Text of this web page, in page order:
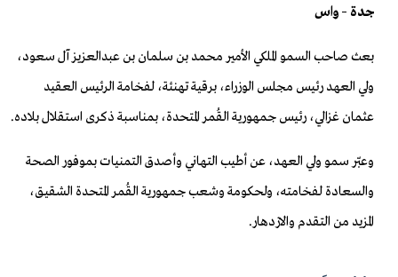
جدة – واس
بعث صاحب السمو الملكي الأمير محمد بن سلمان بن عبدالعزيز آل سعود،
ولي العهد رئيس مجلس الوزراء، برقية تهنئة، لفخامة الرئيس العقيد
عثمان غزالي، رئيس جمهورية القُمر المتحدة، بمناسبة ذكرى استقلال بلاده.
وعبّر سمو ولي العهد، عن أطيب التهاني وأصدق التمنيات بموفور الصحة
والسعادة لفخامته، ولحكومة وشعب جمهورية القُمر المتحدة الشقيق،
المزيد من التقدم والازدهار.